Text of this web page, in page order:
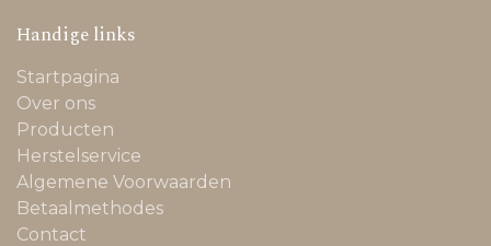
Handige links
Startpagina
Over ons
Producten
Herstelservice
Algemene Voorwaarden
Betaalmethodes
Contact